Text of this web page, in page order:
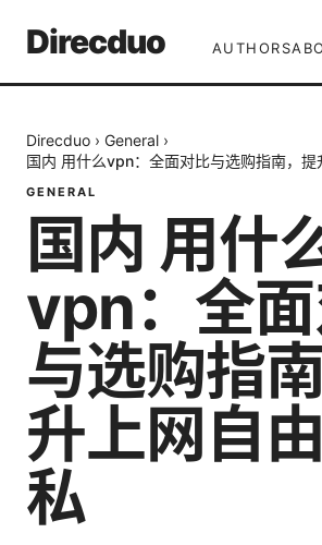
Direcduo AUTHORS
Direcduo › General ›
国内 用什么vpn：全面对比与选购指南，提
GENERAL
国内 用什
vpn：全
与选购指
升上网自
私